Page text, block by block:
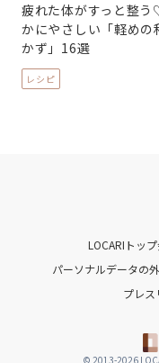
疲れた体がすっと整
かにやさしい「軽めの
かず」16選
レシピ
LOCARIトップ
パーソナルデータの
プレス
© 2013-2026